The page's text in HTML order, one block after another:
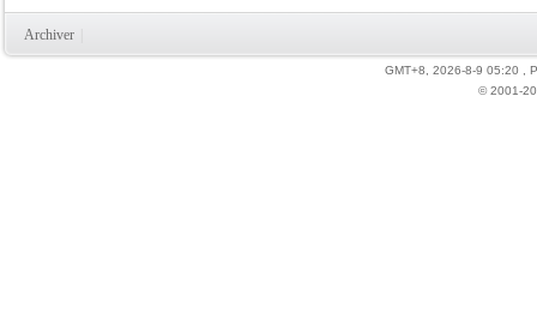
Archiver
GMT+8, 2026-8-9 05:20
,
© 2001-